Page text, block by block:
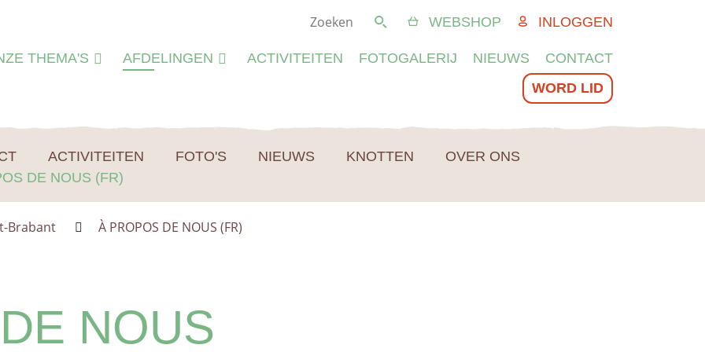
Zoeken
THEMA'S AFDELINGEN ACTIVITEITEN FOTOGALERIJ NIEUWS
CONTACT
WORD LID
WEBSHOP INLOGGEN
ACTIVITEITEN FOTO'S NIEUWS KNOTTEN
OVER ONS
DE NOUS (FR)
Brabant À PROPOS DE NOUS (FR)
NOUS